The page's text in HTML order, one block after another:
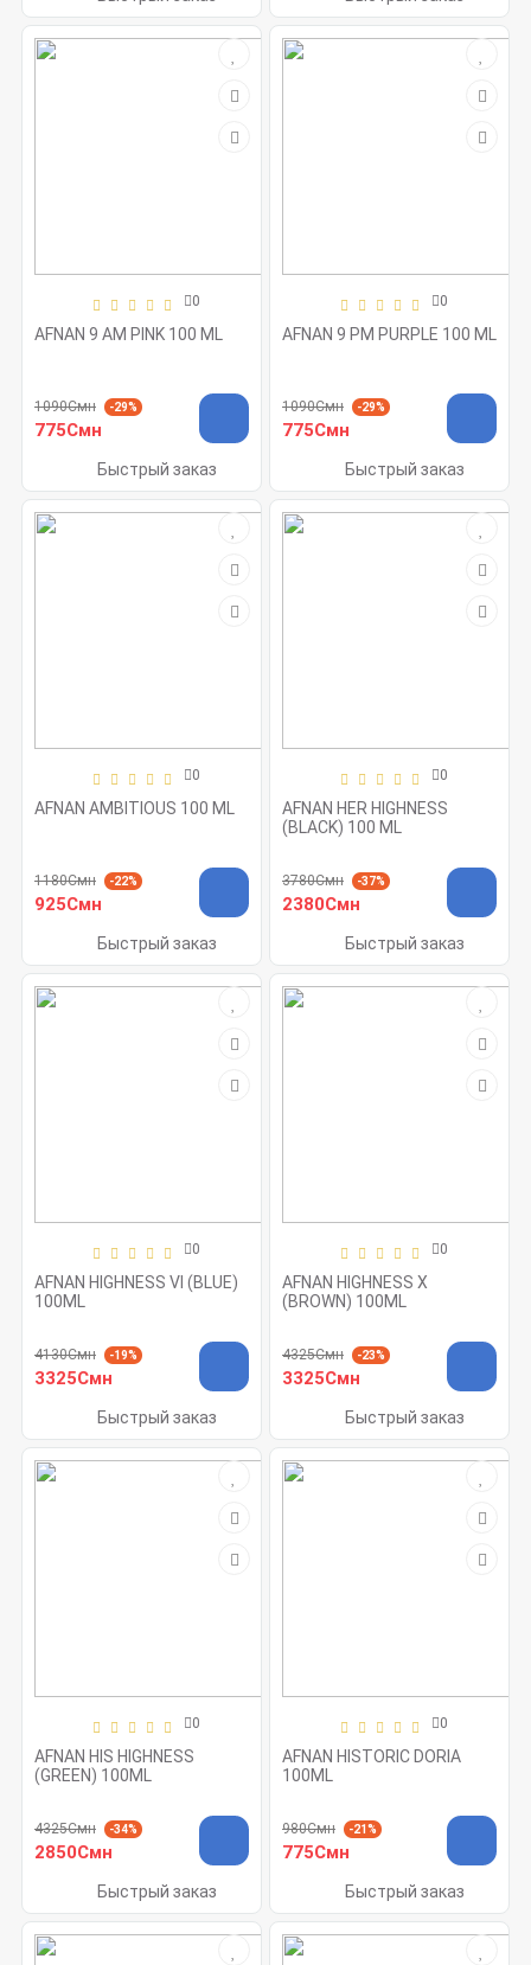
0
AFNAN 9 AM PINK 100 ML
1090Смн -29%
775Смн
Быстрый заказ
0
AFNAN 9 PM PURPLE 100 ML
1090Смн -29%
775Смн
Быстрый заказ
0
AFNAN AMBITIOUS 100 ML
1180Смн -22%
925Смн
Быстрый заказ
0
AFNAN HER HIGHNESS
(BLACK) 100 ML
3780Смн -37%
2380Смн
Быстрый заказ
0
AFNAN HIGHNESS VI (BLUE)
100ML
4130Смн -19%
3325Смн
Быстрый заказ
0
AFNAN HIGHNESS X
(BROWN) 100ML
4325Смн -23%
3325Смн
Быстрый заказ
0
AFNAN HIS HIGHNESS
(GREEN) 100ML
4325Смн -34%
2850Смн
Быстрый заказ
0
AFNAN HISTORIC DORIA
100ML
980Смн -21%
775Смн
Быстрый заказ